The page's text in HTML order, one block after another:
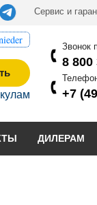
Сервис и
Звонок
8 800
+7
ДИЛЕРАМ